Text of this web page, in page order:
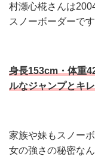
村瀬心椛さんは
スノーボーダーです
身長153cm・体重
ルなジャンプとキ
家族や妹もスノー
女の強さの秘密な